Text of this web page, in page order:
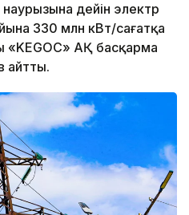
дейін электр
330 млн кВт/сағатқа
«KEGOC» АҚ басқарма
айтты.